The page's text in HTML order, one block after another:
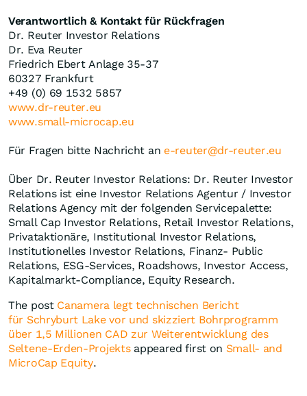
Verantwortlich & Kontakt für Rückfragen
Dr. Reuter Investor Relations
Dr. Eva Reuter
Friedrich Ebert Anlage 35-37
60327 Frankfurt
+49 (0) 69 1532 5857
www.dr-reuter.eu
www.small-microcap.eu
Für Fragen bitte Nachricht an e-reuter@dr-reuter.eu
Über Dr. Reuter Investor Relations: Dr. Reuter Investor
Relations ist eine Investor Relations Agentur / Investor
Relations Agency mit der folgenden Servicepalette:
Small Cap Investor Relations, Retail Investor Relations,
Privataktionäre, Institutional Investor Relations,
Institutionelles Investor Relations, Finanz- Public
Relations, ESG-Services, Roadshows, Investor Access,
Kapitalmarkt-Compliance, Equity Research.
The post Canamera legt technischen Bericht
für Schryburt Lake vor und skizziert Bohrprogramm
über 1,5 Millionen CAD zur Weiterentwicklung des
Seltene-Erden-Projektsappeared first on Small- and
MicroCap Equity.